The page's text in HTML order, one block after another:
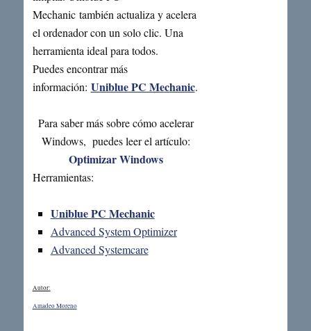
Mechanic también actualiza y acelera
el ordenador con un solo clic. Una
herramienta ideal para todos.
Puedes encontrar más
información: Uniblue PC Mechanic.
Para saber más sobre cómo acelerar
Windows, puedes leer el artículo:
Optimizar Windows
Herramientas:
Uniblue PC Mechanic
Advanced System Optimizer
Advanced Systemcare
Autor:
Amadeo Moreno